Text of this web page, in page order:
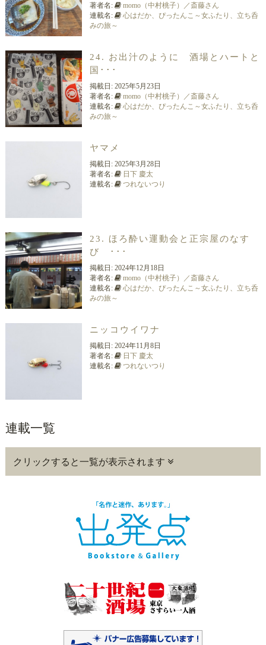
著者名:
momo（中村桃子）／斎藤さん
連載名:
心はだか、ぴったんこ～女ふたり、立ち呑
みの旅～
24. お出汁のように 酒場とハートと
国･･･
掲載日: 2025年5月23日
著者名:
momo（中村桃子）／斎藤さん
連載名:
心はだか、ぴったんこ～女ふたり、立ち呑
みの旅～
ヤマメ
掲載日: 2025年3月28日
著者名:
日下 慶太
連載名:
つれないつり
23. ほろ酔い運動会と正宗屋のなす
び ･･･
掲載日: 2024年12月18日
著者名:
momo（中村桃子）／斎藤さん
連載名:
心はだか、ぴったんこ～女ふたり、立ち呑
みの旅～
ニッコウイワナ
掲載日: 2024年11月8日
著者名:
日下 慶太
連載名:
つれないつり
連載一覧
クリックすると一覧が表示されます